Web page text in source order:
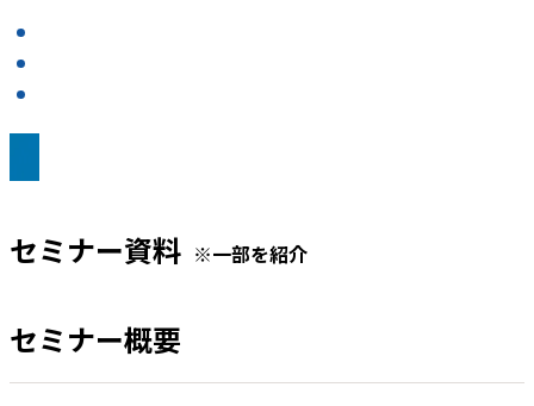
セミナー資料 ※一部を紹介
セミナー概要